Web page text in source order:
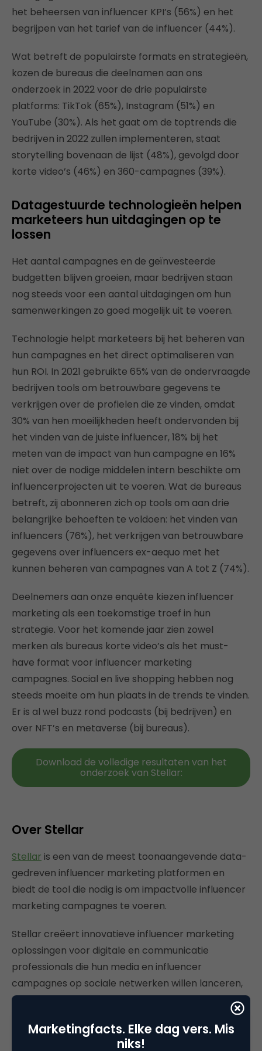
het beheersen van influencer KPI’s (56%) en het
begrijpen van het tarief van de influencer (44%).
Wat betreft de populairste formats en strategieën,
kozen de bureaus die deelnamen aan ons
onderzoek in 2022 voor de drie populairste
platforms: TikTok (65%), Instagram (51%) en
YouTube (30%). Als het gaat om de toptrends die
bedrijven in 2022 zullen implementeren, staat
storytelling bovenaan de lijst (48%), gevolgd door
korte video’s (46%) en 360-campagnes (39%).
Datagestuurde technologieën helpen
marketeers hun uitdagingen op te
lossen
Het aantal campagnes en de geïnvesteerde
budgetten blijven groeien, maar bedrijven staan
nog steeds voor een aantal uitdagingen om hun
samenwerkingen zo goed mogelijk uit te voeren.
Technologie helpt marketeers bij het beheren van
hun campagnes en het direct optimaliseren van
hun ROI. In 2021 gebruikte 65% van de ondervraagde
bedrijven tools om betrouwbare gegevens te
verkrijgen over de profielen die ze vinden, omdat
30% van hen moeilijkheden heeft ondervonden bij
het vinden van de juiste influencer, 18% bij het
meten van de impact van hun campagne en 16%
niet over de nodige middelen intern beschikte om
influencerprojecten uit te voeren. Wat de bureaus
betreft, zij abonneren zich op tools om aan drie
belangrijke behoeften te voldoen: het vinden van
influencers (76%), het verkrijgen van betrouwbare
gegevens over influencers ex-aequo met het
kunnen beheren van campagnes van A tot Z (74%).
Deelnemers aan onze enquête kiezen influencer
marketing als een toekomstige troef in hun
strategie. Voor het komende jaar zien zowel
merken als bureaus korte video’s als het must-
have format voor influencer marketing
campagnes. Social en live shopping hebben nog
steeds moeite om hun plaats in de trends te vinden.
Er is al wel buzz rond podcasts (bij bedrijven) en
over NFT’s en metaverse (bij bureaus).
Download de volledige resultaten van het
onderzoek van Stellar:
Over Stellar
Stellar is een van de meest toonaangevende data-
gedreven influencer marketing platformen en
biedt de tool die nodig is om impactvolle influencer
marketing campagnes te voeren.
Stellar creëert innovatieve influencer marketing
oplossingen voor digitale en communicatie
professionals die hun media en influencer
campagnes op sociale netwerken willen lanceren,
analyseren en optimaliseren. Stellar is een Frans-
Belgisch bedrijf dat sinds 2015 met succes actief is,
vanuit kantoren in Parijs, Brussel, Madrid en
Marketingfacts. Elke dag vers. Mis
niks!